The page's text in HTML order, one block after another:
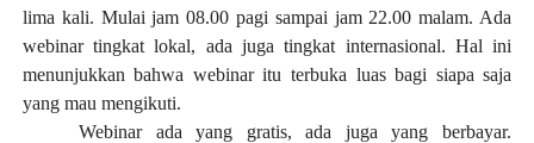
lima kali. Mulai jam 08.00 pagi sampai jam 22.00 malam. Ada
webinar tingkat lokal, ada juga tingkat internasional. Hal ini
menunjukkan bahwa webinar itu terbuka luas bagi siapa saja
yang mau mengikuti.
Webinar ada yang gratis, ada juga yang berbayar.